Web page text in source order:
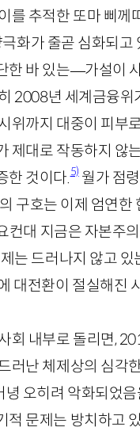
를 추적한 또마 삐께
화가 줄곧 심화되고
한 바 있는—가설이
2008년 세계금융위
위까지 대중이 피부
제대로 작동하지 않
한 것이다.5)월가 점
구호는 이제 엄연한
컨대 지금은 자본주
는 드러나지 않고 있
대전환이 절실해진
회 내부로 돌리면,
러난 체제상의 심각
오히려 악화되었음
적 문제는 방치하고